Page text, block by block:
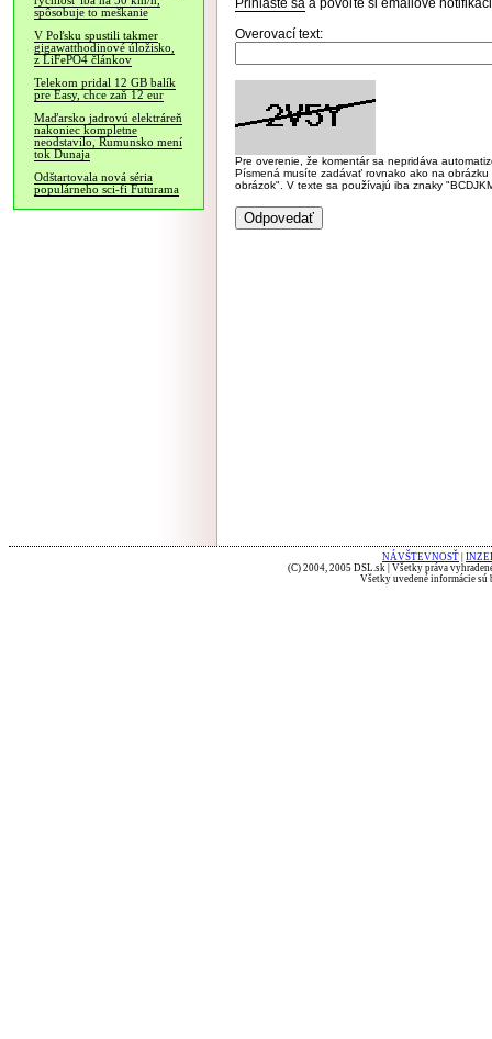
spôsobuje to meškanie
V Poľsku spustili takmer
gigawatthodinové úložisko,
z LiFePO4 článkov
Telekom pridal 12 GB balík
pre Easy, chce zaň 12 eur
Maďarsko jadrovú elektráreň
nakoniec kompletne
neodstavilo, Rumunsko mení
tok Dunaja
Odštartovala nová séria
populárneho sci-fi Futurama
Prihláste sa a povoľte si emailové
Overovací text:
Pre overenie, že komentár sa nepridáva
Písmená musíte zadávať rovnako ako na
obrázok". V texte sa používajú iba znaky
NÁVŠTEVNOSŤ
(C) 2004, 2005 DSL.sk | Všetky práva
Všetky uvedené informácie sú